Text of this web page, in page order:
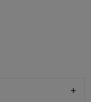
+